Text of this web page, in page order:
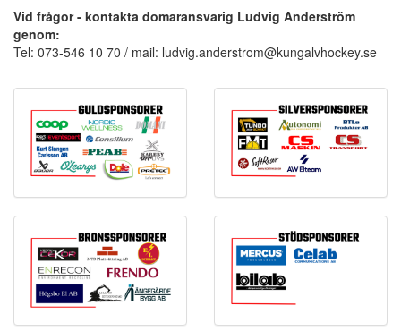
Vid frågor - kontakta domaransvarig Ludvig Anderström
genom:
Tel: 073-546 10 70 / mail: ludvig.anderstrom@kungalvhockey.se